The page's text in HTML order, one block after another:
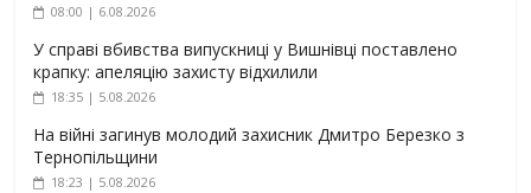
08:00 | 6.08.2026
У справі вбивства випускниці у Вишнівці поставлено
крапку: апеляцію захисту відхилили
18:35 | 5.08.2026
На війні загинув молодий захисник Дмитро Березко з
Тернопільщини
18:23 | 5.08.2026